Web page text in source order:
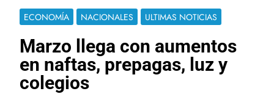
ECONOMÍA NACIONALES ULTIMAS NOTICIAS
Marzo llega con aumentos
en naftas, prepagas, luz y
colegios